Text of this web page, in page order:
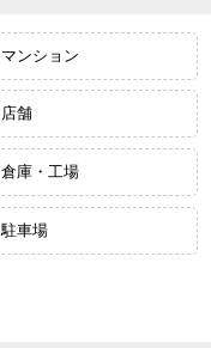
マンション
店舗
倉庫・工場
駐車場